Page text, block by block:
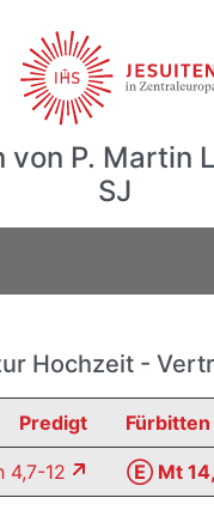
von P. Martin
SJ
Hochzeit -
Predigt Fürbitten
12 Ⓔ Mt